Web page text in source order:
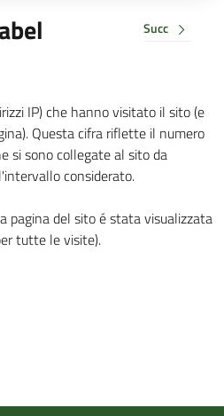
Succ
IP) che hanno visitato il sito (e
Questa cifra riflette il numero
si sono collegate al sito da
considerato.
pagina del sito é stata visualizzata
tutte le visite).